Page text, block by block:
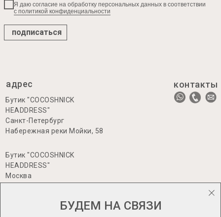
адрес контакты
Бутик "COCOSHNICK
HEADDRESS"
Санкт-Петербург
Набережная реки Мойки, 58
Бутик "COCOSHNICK
HEADDRESS"
Москва
Я даю согласие на обработку персональных данных в соответствии
с политикой конфиденциальности
подписаться
БУДЕМ НА СВЯЗИ